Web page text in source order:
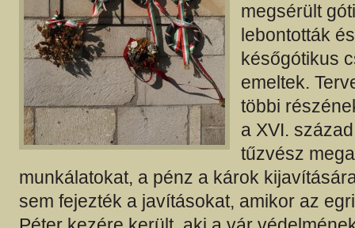
megsérült
lebontották
későgótikus
emeltek.
többi
a XVI.
tűzvész
munkálatokat, a pénz a károk
sem fejezték a javításokat, amikor az